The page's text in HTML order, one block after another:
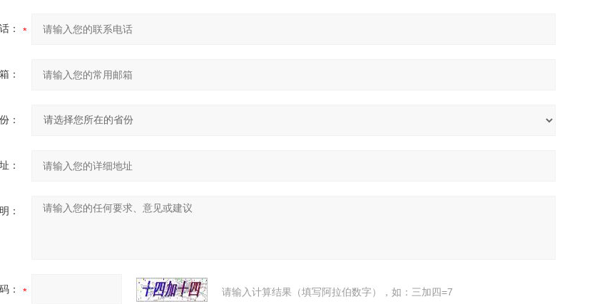
：
：
：
：
：
： 请输入计算结果（填写阿拉伯数字），如：三加四=7